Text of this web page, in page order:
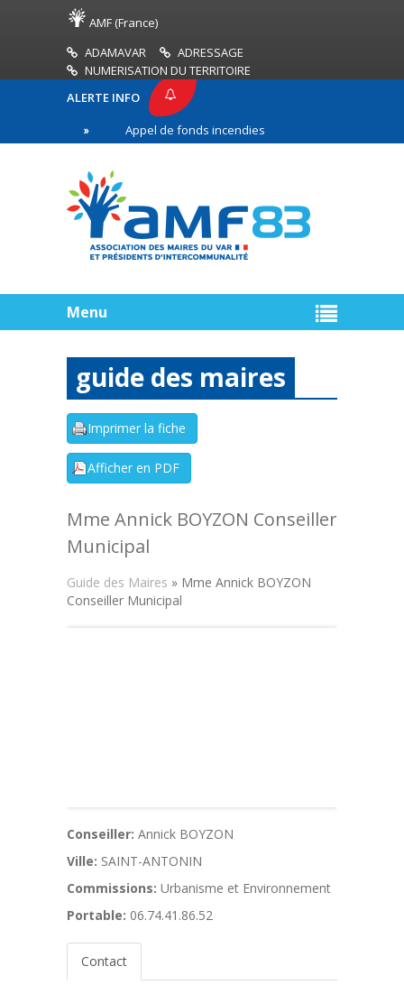
AMF (France)
ADAMAVAR
ADRESSAGE
NUMERISATION DU TERRITOIRE
ALERTE INFO
Appel de fonds incendies de forêt
ligne
Menu
guide des maires
Mme Annick BOYZON Conseiller
Municipal
Guide des Maires » Mme Annick BOYZON
Conseiller Municipal
Conseiller: Annick BOYZON
Ville: SAINT-ANTONIN
Commissions: Urbanisme et Environnement
Portable: 06.74.41.86.52
Contact